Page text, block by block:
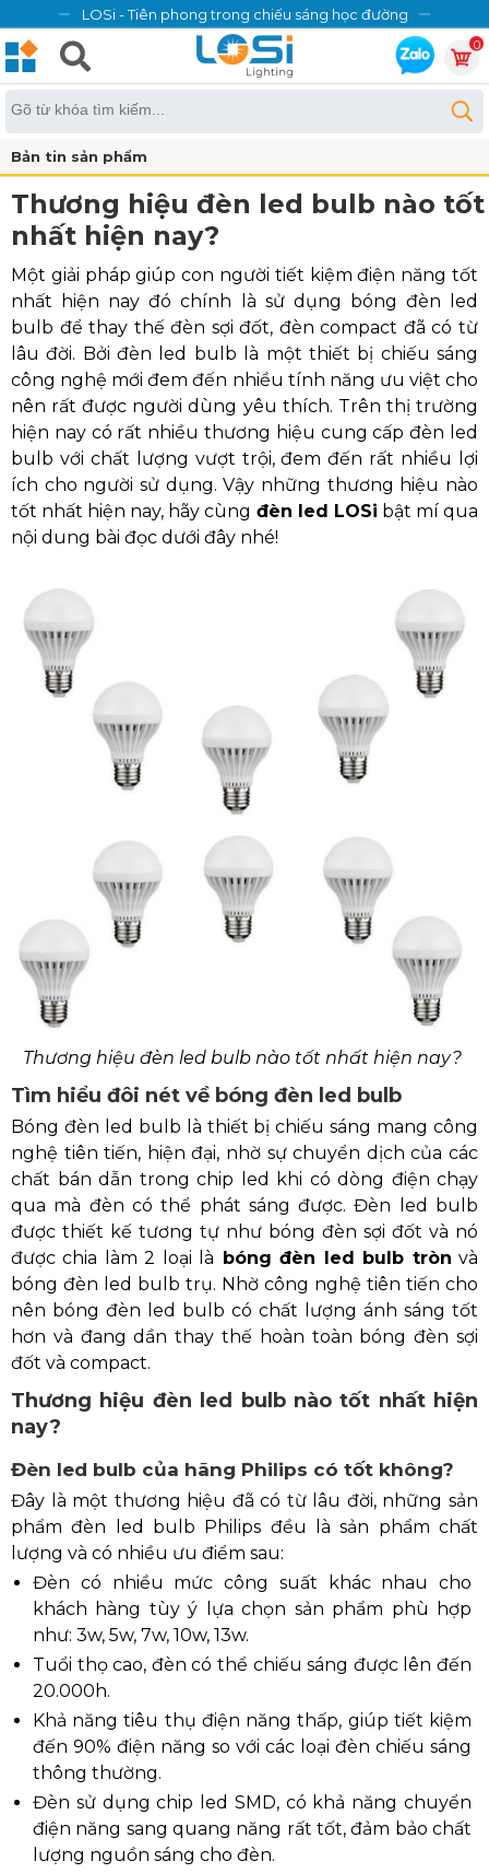
LOSi - Tiên phong trong chiếu sáng học đường
0
Bản tin sản phẩm
Thương hiệu đèn led bulb nào tốt
nhất hiện nay?
Một giải pháp giúp con người tiết kiệm điện năng tốt
nhất hiện nay đó chính là sử dụng bóng đèn led
bulb để thay thế đèn sợi đốt, đèn compact đã có từ
lâu đời. Bởi đèn led bulb là một thiết bị chiếu sáng
công nghệ mới đem đến nhiều tính năng ưu việt cho
nên rất được người dùng yêu thích. Trên thị trường
hiện nay có rất nhiều thương hiệu cung cấp đèn led
bulb với chất lượng vượt trội, đem đến rất nhiều lợi
ích cho người sử dụng. Vậy những thương hiệu nào
tốt nhất hiện nay, hãy cùng đèn led LOSi bật mí qua
nội dung bài đọc dưới đây nhé!
Thương hiệu đèn led bulb nào tốt nhất hiện nay?
Tìm hiểu đôi nét về bóng đèn led bulb
Bóng đèn led bulb là thiết bị chiếu sáng mang công
nghệ tiên tiến, hiện đại, nhờ sự chuyển dịch của các
chất bán dẫn trong chip led khi có dòng điện chạy
qua mà đèn có thể phát sáng được. Đèn led bulb
được thiết kế tương tự như bóng đèn sợi đốt và nó
được chia làm 2 loại là bóng đèn led bulb tròn và
bóng đèn led bulb trụ. Nhờ công nghệ tiên tiến cho
nên bóng đèn led bulb có chất lượng ánh sáng tốt
hơn và đang dần thay thế hoàn toàn bóng đèn sợi
đốt và compact.
Thương hiệu đèn led bulb nào tốt nhất hiện
nay?
Đèn led bulb của hãng Philips có tốt không?
Đây là một thương hiệu đã có từ lâu đời, những sản
phẩm đèn led bulb Philips đều là sản phẩm chất
lượng và có nhiều ưu điểm sau:
Đèn có nhiều mức công suất khác nhau cho
khách hàng tùy ý lựa chọn sản phẩm phù hợp
như: 3w, 5w, 7w, 10w, 13w.
Tuổi thọ cao, đèn có thể chiếu sáng được lên đến
20.000h.
Khả năng tiêu thụ điện năng thấp, giúp tiết kiệm
đến 90% điện năng so với các loại đèn chiếu sáng
thông thường.
Đèn sử dụng chip led SMD, có khả năng chuyển
điện năng sang quang năng rất tốt, đảm bảo chất
lượng nguồn sáng cho đèn.